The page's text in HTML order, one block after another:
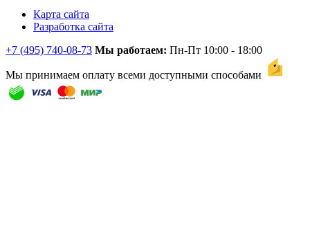
Карта сайта
Разработка сайта
+7 (495) 740-08-73 Мы работаем: Пн-Пт 10:00 - 18:00
Мы принимаем оплату всеми доступными способами